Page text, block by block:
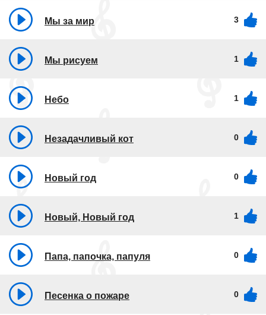
Мы за мир 3
Мы рисуем 1
Небо 1
Незадачливый кот 0
Новый год 0
Новый, Новый год 1
Папа, папочка, папуля 0
Песенка о пожаре 0